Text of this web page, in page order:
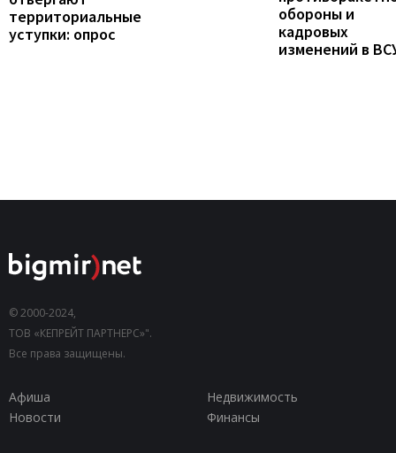
территориальные
уступки: опрос
обороны и
кадровых
изменений в
© 2000-2024,
ТОВ «КЕПРЕЙТ ПАРТНЕРС»".
Все права защищены.
Афиша
Недвижимость
Новости
Финансы